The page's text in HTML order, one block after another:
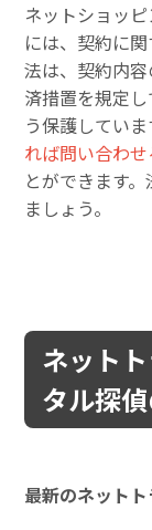
ネットショッ
には、契約に
法は、契約内
済措置を規定
う保護していま
れば問い合わせ
とができます
ましょう。
ネット
タル探
最新のネット